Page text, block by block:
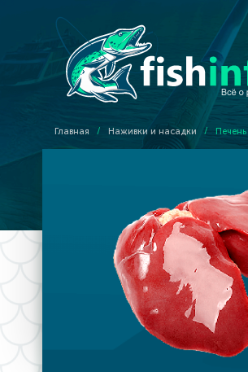
Главная / Наживки и насадки / Печень